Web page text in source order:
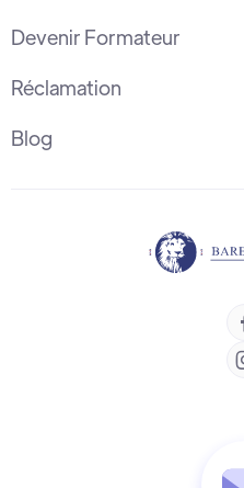
Devenir Formateur
Réclamation
Blog